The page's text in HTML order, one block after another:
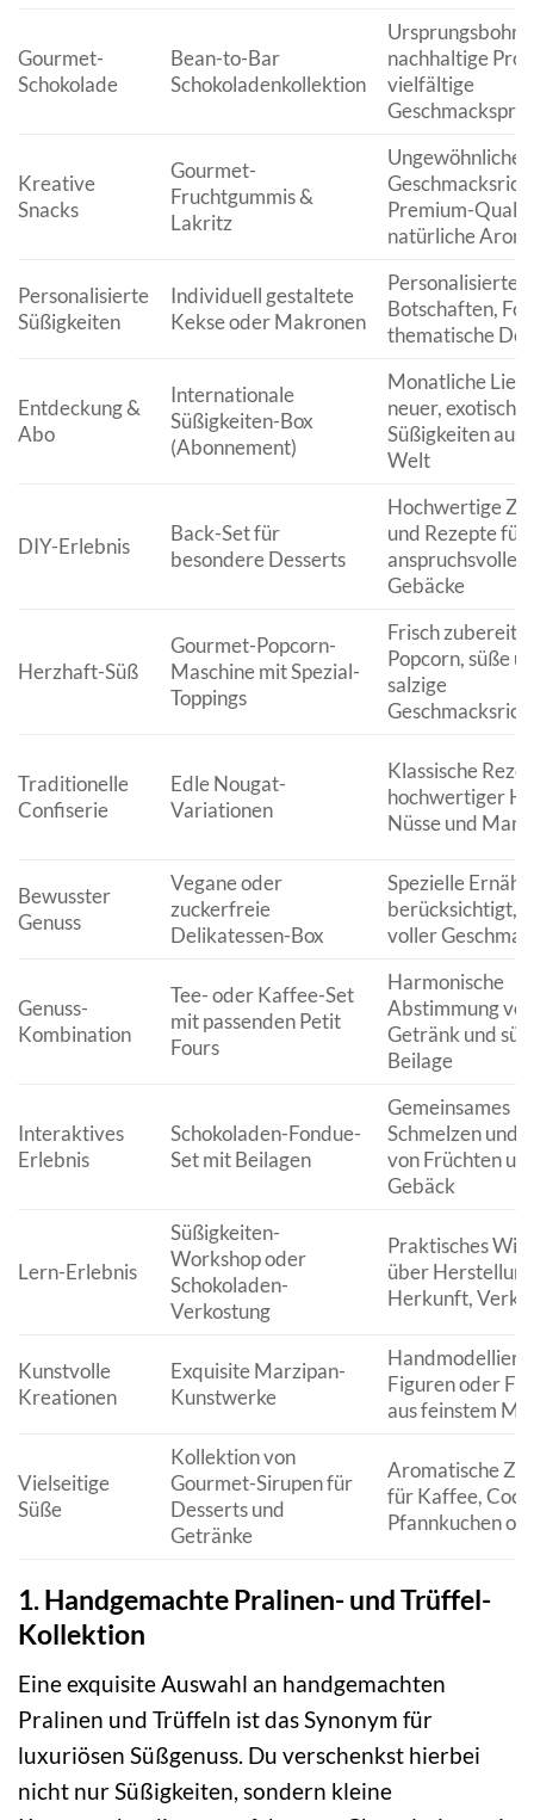
Gourmet-
Schokolade
Bean-to-Bar
Schokoladenkollektion
nachhaltige
vielfältige
Kreative
Snacks
Gourmet-
Fruchtgummis &
Lakritz
Ungewöhnliche
Premium-
natürliche
Personalisierte
Süßigkeiten
Individuell gestaltete
Kekse oder Makronen
Personalisierte
Botschaften,
thematische
Entdeckung &
Abo
Internationale
Süßigkeiten-Box
(Abonnement)
Monatliche
neuer, exotischer
Süßigkeiten aus
Welt
DIY-Erlebnis
Back-Set für
besondere Desserts
Hochwertige
und Rezepte für
anspruchsvolle
Gebäcke
Herzhaft-Süß
Gourmet-Popcorn-
Maschine mit Spezial-
Toppings
Frisch
Popcorn, süße
salzige
Traditionelle
Confiserie
Edle Nougat-
Variationen
Klassische
hochwertiger
Nüsse und
Bewusster
Genuss
Vegane oder
zuckerfreie
Delikatessen-Box
Spezielle
berücksichtigt,
voller
Genuss-
Kombination
Tee- oder Kaffee-Set
mit passenden Petit
Fours
Harmonische
Abstimmung von
Getränk und
Beilage
Interaktives
Erlebnis
Schokoladen-Fondue-
Set mit Beilagen
Gemeinsames
Schmelzen und
von Früchten
Gebäck
Lern-Erlebnis
Süßigkeiten-
Workshop oder
Schokoladen-
Verkostung
Praktisches
über
Herkunft,
Kunstvolle
Kreationen
Exquisite Marzipan-
Kunstwerke
Figuren oder
aus feinstem
Vielseitige
Süße
Kollektion von
Gourmet-Sirupen für
Desserts und
Getränke
Aromatische
für Kaffee,
Pfannkuchen
1. Handgemachte Pralinen- und Trüffel-
Kollektion
Eine exquisite Auswahl an handgemachten
Pralinen und Trüffeln ist das Synonym für
luxuriösen Süßgenuss. Du verschenkst hierbei
nicht nur Süßigkeiten, sondern kleine